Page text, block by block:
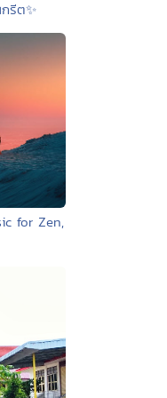
รีต✨
for Zen,